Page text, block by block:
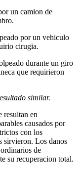
un camion de
por un vehiculo
cirugia.
durante un giro
que requirieron
similar.
resultan en
causados por
con los
sirvieron. Los danos
de
su recuperacion total.